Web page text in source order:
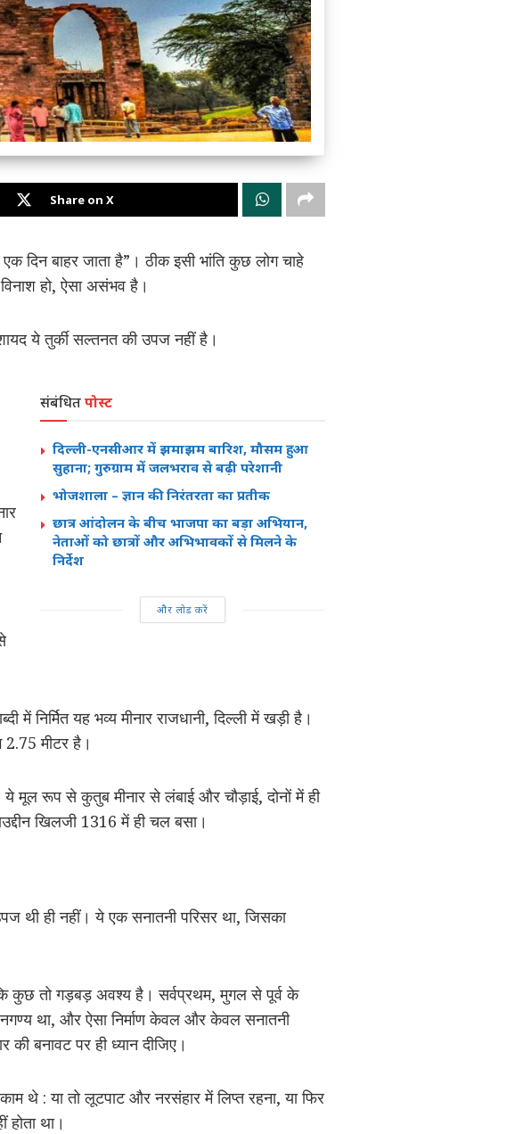
Share on X
दिन बाहर जाता है”। ठीक इसी भांति कुछ लोग चाहे
हो, ऐसा असंभव है।
ये तुर्की सल्तनत की उपज नहीं है।
संबंधितपोस्ट
दिल्ली-एनसीआर में झमाझम बारिश, मौसम हुआ
सुहाना; गुरुग्राम में जलभराव से बढ़ी परेशानी
भोजशाला – ज्ञान की निरंतरता का प्रतीक
छात्र आंदोलन के बीच भाजपा का बड़ा अभियान,
नेताओं को छात्रों और अभिभावकों से मिलने के
निर्देश
और लोड करें
निर्मित यह भव्‍य मीनार राजधानी, दिल्‍ली में खड़ी है।
मीटर है।
ये मूल रूप से कुतुब मीनार से लंबाई और चौड़ाई, दोनों में ही
खिलजी 1316 में ही चल बसा।
थी ही नहीं। ये एक सनातनी परिसर था, जिसका
कुछ तो गड़बड़ अवश्य है। सर्वप्रथम, मुगल से पूर्व के
था, और ऐसा निर्माण केवल और केवल सनातनी
की बनावट पर ही ध्यान दीजिए।
थे : या तो लूटपाट और नरसंहार में लिप्त रहना, या फिर
था।